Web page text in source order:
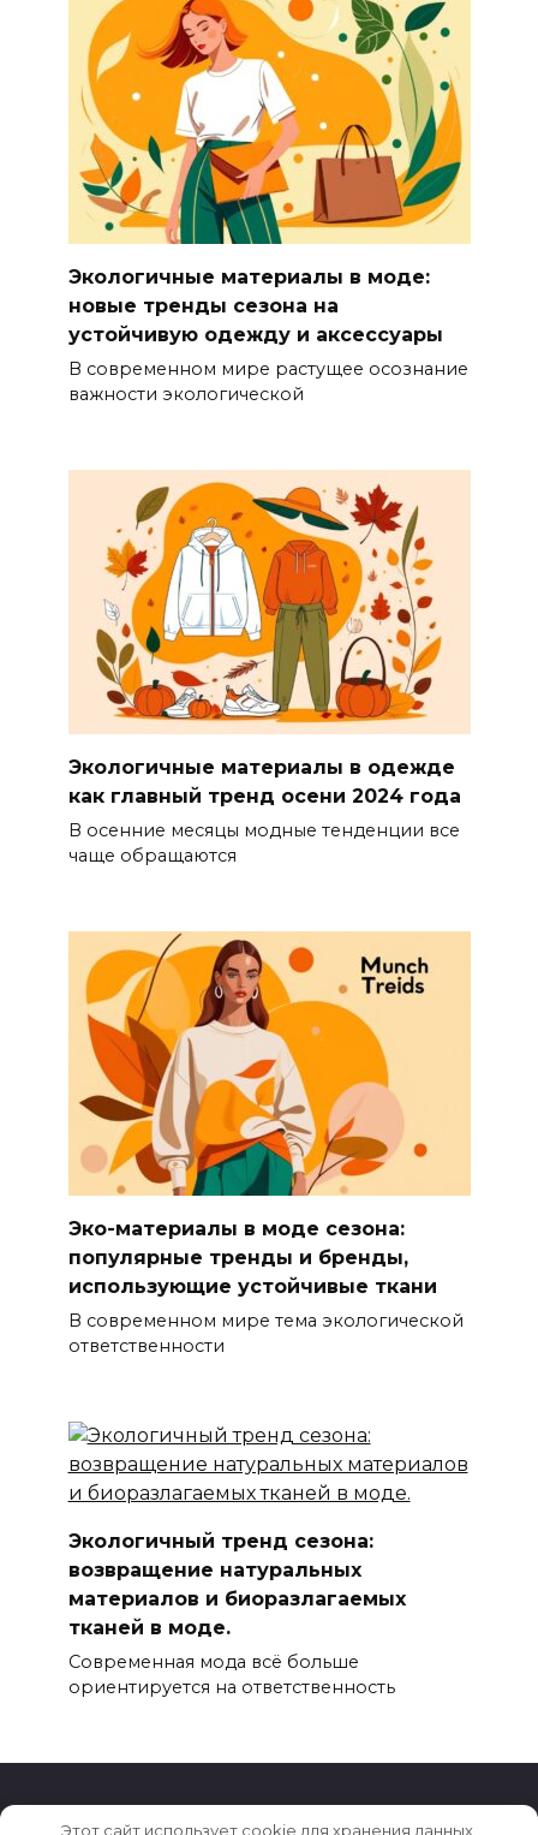
Экологичные материалы в моде:
новые тренды сезона на
устойчивую одежду и аксессуары
В современном мире растущее осознание
важности экологической
Экологичные материалы в одежде
как главный тренд осени 2024 года
В осенние месяцы модные тенденции все
чаще обращаются
Эко-материалы в моде сезона:
популярные тренды и бренды,
использующие устойчивые ткани
В современном мире тема экологической
ответственности
Экологичный тренд сезона:
возвращение натуральных
материалов и биоразлагаемых
тканей в моде.
Современная мода всё больше
ориентируется на ответственность
Этот сайт использует cookie для хранения данных.